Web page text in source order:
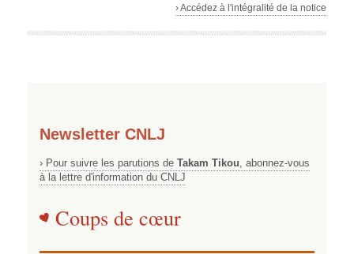
› Accédez à l'intégralité de la notice
Newsletter CNLJ
› Pour suivre les parutions de Takam Tikou, abonnez-vous
à la lettre d'information du CNLJ
Coups de cœur